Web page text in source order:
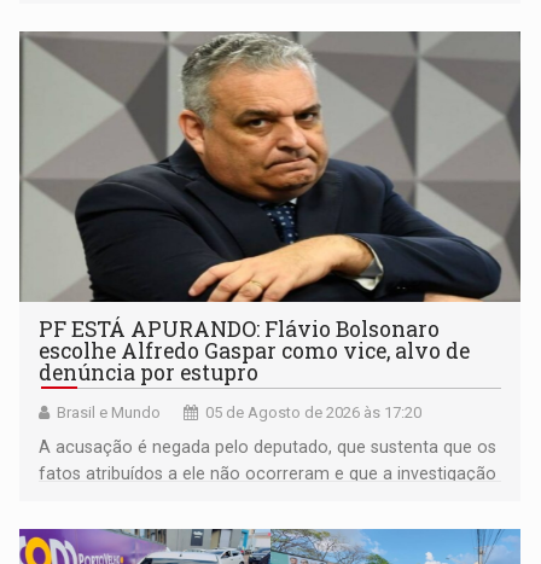
PF ESTÁ APURANDO: Flávio Bolsonaro
escolhe Alfredo Gaspar como vice, alvo de
denúncia por estupro
Brasil e Mundo 05 de Agosto de 2026 às 17:20
A acusação é negada pelo deputado, que sustenta que os
fatos atribuídos a ele não ocorreram e que a investigação